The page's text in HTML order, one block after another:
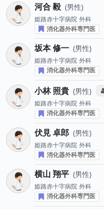
河合 毅 男性
姫路赤十字病院 外科
消化器外科専門医
坂本 修一 男性
姫路赤十字病院 外科
消化器外科専門医
小林 照貴 男性
姫路赤十字病院 外科
消化器外科専門医
伏見 卓郎 男性
姫路赤十字病院 外科
消化器外科専門医
横山 翔平 男性
姫路赤十字病院 外科
消化器外科専門医